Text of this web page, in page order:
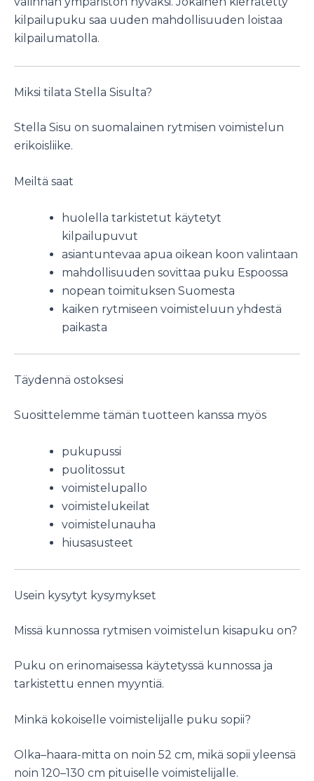
kilpailupuku saa uuden mahdollisuuden loistaa
kilpailumatolla.
Miksi tilata Stella Sisulta?
Stella Sisu on suomalainen rytmisen voimistelun
erikoisliike.
Meiltä saat
huolella tarkistetut käytetyt
kilpailupuvut
asiantuntevaa apua oikean koon valintaan
mahdollisuuden sovittaa puku Espoossa
nopean toimituksen Suomesta
kaiken rytmiseen voimisteluun yhdestä
paikasta
Täydennä ostoksesi
Suosittelemme tämän tuotteen kanssa myös
pukupussi
puolitossut
voimistelupallo
voimistelukeilat
voimistelunauha
hiusasusteet
Usein kysytyt kysymykset
Missä kunnossa rytmisen voimistelun kisapuku on?
Puku on erinomaisessa käytetyssä kunnossa ja
tarkistettu ennen myyntiä.
Minkä kokoiselle voimistelijalle puku sopii?
Olka–haara-mitta on noin 52 cm, mikä sopii yleensä
noin 120–130 cm pituiselle voimistelijalle.